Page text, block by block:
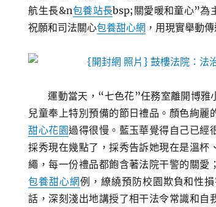
航生長&n包養站長bsp;關愛暖和童心”為
祝願和司法關心包養甜心網 ，用現實舉動
運動當天，“七色花”任務室離開博雅
兒童奉上特別預備的節日禮品。顏色絢麗
甜心花園過得很慢。藍玉華覺得自己已經
採秀現在幾點了，採秀告訴她現在是溫杯
繩，每一份禮品都飽含著法院干警的關愛
包養甜心網例，繚繞預防校園欺負和性
話，深刻淺出地講授了相干法令常識和自